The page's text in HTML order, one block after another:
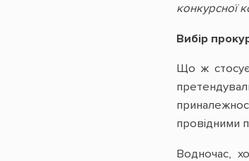
конкурсної
Вибір
Що ж
провідними
Водночас,